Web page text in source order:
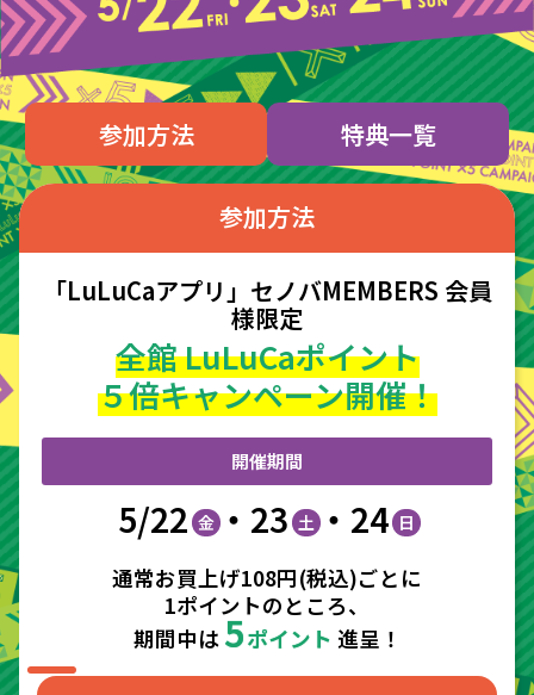
参加方法 特典一覧
参加方法
「LuLuCaアプリ」セノバMEMBERS 会員
様限定
全館 LuLuCaポイント
５倍キャンペーン開催！
開催期間
5/22 金・23 土・24 日
通常お買上げ108円(税込)ごとに
1ポイントのところ、
期間中は5ポイント 進呈！